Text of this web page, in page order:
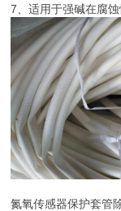
7、适用于强碱在腐
氮氧传感器保护套管